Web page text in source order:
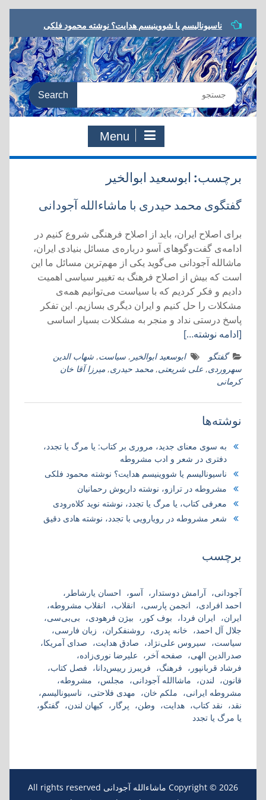
to
content
ناسیونالیسم یا شووینیسم هدایت؟ نوشته محمود فلکی
مشروطه در ترازو، نوشته داریوش رحمانیان
معرفی کتاب، یا مرگ یا تجدد، نوشته نوید کلاه‌رودی
شعر مشروطه در رویارویی با تجدد، نوشته هادی دقیق
به سوی معنای جدید، مروری بر کتاب:‌ یا مرگ یا تجدد،
Search
for:
Menu
برچسب: ابوسعید ابوالخیر
‌گفتگوی محمد حیدری با ماشاءالله آجودانی
برای اصلاح ایران، باید از اصلاح فرهنگی شروع کنیم در
ادامه‌ی گفت‌وگو‌‌های آسو درباره‌ی مسائل بنیادی ایران،
ماشالله آجودانی می‌گوید یکی از مهم‌ترین مسائل ما این
است که بیش از اصلاح فرهنگ به تغییر سیاسی اهمیت
دادیم و فکر کردیم که با سیاست می‌توانیم همه‌ی
مشکلات را حل کنیم و ایران دیگری ‌بسازیم. این تفکر
پاسخ درستی نداد و منجر به مشکلات بسیار اساسی
[ادامه نوشته…]
گفتگو ابوسعید ابوالخیر , سیاست, شهاب الدین
سهروردی, علی شریعتی, محمد حیدری, میرزا آقا خان
کرمانی
نوشته‌ها
به سوی معنای جدید، مروری بر کتاب:‌ یا مرگ یا تجدد،
دفتری در شعر و ادب مشروطه
ناسیونالیسم یا شووینیسم هدایت؟ نوشته محمود فلکی
مشروطه در ترازو، نوشته داریوش رحمانیان
معرفی کتاب، یا مرگ یا تجدد، نوشته نوید کلاه‌رودی
شعر مشروطه در رویارویی با تجدد، نوشته هادی دقیق
برچسب
آجودانی آرامش دوستدار آسو
احسان یارشاطر
احمد افرادی
انجمن پارسی انقلاب
انقلاب مشروطه
ایران
ایران فردا بوف کور بیژن فرهودی
بی‌بی‌سی
جلال آل احمد
خانه پدری روشنفکران
زبان فارسی
سیاست
سیروس علی‌نژاد صادق هدایت
صدای آمریکا
صدرالدین الهی
صفحه آخر
علیرضا نوری‌زاده
فرشاد قربانپور
فرهنگ فریبرز رییس‌دانا
فصل کتاب
قانون
لندن ماشاالله آجودانی مجلس
مشروطه
مشروطه ایرانی
ملکم خان مهدی فلاحتی
ناسیونالیسم
نقد
نقد کتاب هدایت وطن پرگار کیهان لندن
گفتگو
یا مرگ یا تجدد
Copyright © 2026 ماشاءالله آجودانی All rights reserved